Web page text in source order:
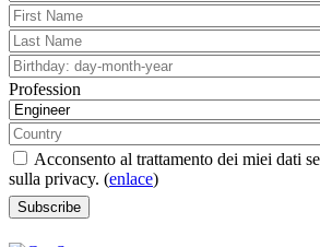
Profession
Acconsento al trattamento dei miei dati
sulla privacy. (enlace)